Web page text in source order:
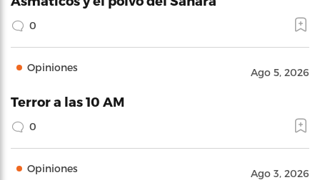
0
Opiniones Ago 5, 2026
Terror a las 10 AM
0
Opiniones Ago 3, 2026